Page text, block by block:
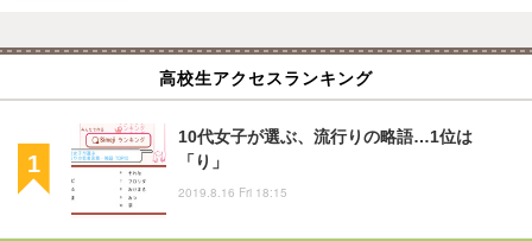
高校生アクセスランキング
10代女子が選ぶ、流行りの略語…1位は
「り」
2019.8.16 Fri 18:15